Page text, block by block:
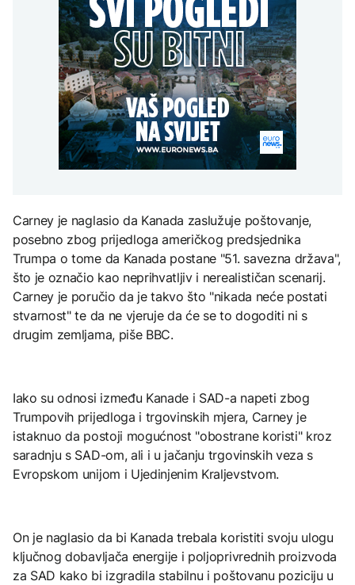
vozače koji zbog pravila
90/180 dana imaju
probleme u EU
kažnjava ključne
nepravilnosti
AKTUELNO
BiH predložila rješenje za
vozače koji zbog pravila
90/180 dana imaju
probleme u EU
AKTUELNO
Plan da se u Crnoj Gori
prave centri za prihvat
migranata? Spajić:
Nismo vodili pregovore
Sjeverna Koreja ispalila
neidentifikovani projektil
prema moru
FOKUS
Generacije američkih
predsjednika "lomile
zube" na Iranu, Trump
posljednji
ZDRAVLJE
Šta je Ciklospora i da li
prijeti širenje u Evropi?
KULTURA
septembra: Stiže
evropski pozorišni
spektakl “Brechtovi
duhovi”
Carney je naglasio da Kanada zaslužuje poštovanje,
posebno zbog prijedloga američkog predsjednika
Trumpa o tome da Kanada postane "51. savezna država",
što je označio kao neprihvatljiv i nerealističan scenarij.
Carney je poručio da je takvo što "nikada neće postati
stvarnost" te da ne vjeruje da će se to dogoditi ni s
drugim zemljama, piše BBC.
Iako su odnosi između Kanade i SAD-a napeti zbog
Trumpovih prijedloga i trgovinskih mjera, Carney je
istaknuo da postoji mogućnost "obostrane koristi" kroz
saradnju s SAD-om, ali i u jačanju trgovinskih veza s
Evropskom unijom i Ujedinjenim Kraljevstvom.
On je naglasio da bi Kanada trebala koristiti svoju ulogu
ključnog dobavljača energije i poljoprivrednih proizvoda
za SAD kako bi izgradila stabilnu i poštovanu poziciju u